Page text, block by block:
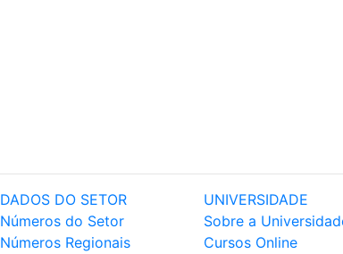
DADOS DO SETOR
Números do Setor
Números Regionais
UNIVERSIDADE
Sobre a
Cursos Online